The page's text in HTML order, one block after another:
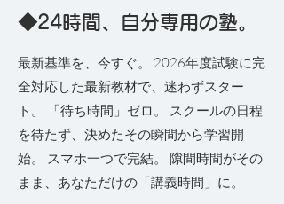
◆24時間、自分専用の塾。
​最新基準を、今すぐ。 2026年度試験に完
全対応した最新教材で、迷わずスター
ト。 「待ち時間」ゼロ。 スクールの日程
を待たず、決めたその瞬間から学習開
始。 スマホ一つで完結。 隙間時間がその
まま、あなただけの「講義時間」に。